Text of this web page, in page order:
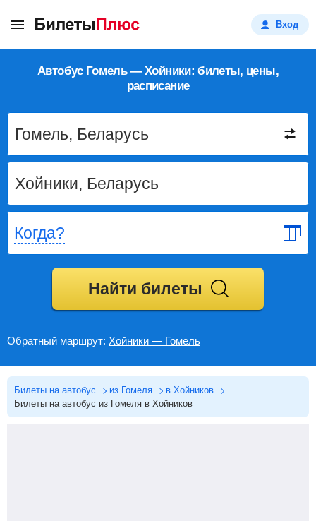
Вход
Автобус Гомель — Хойники: билеты, цены,
расписание
Когда?
Найти билеты
Обратный маршрут: Хойники — Гомель
Билеты на автобус из Гомеля
в Хойников
Билеты на автобус из Гомеля в Хойников